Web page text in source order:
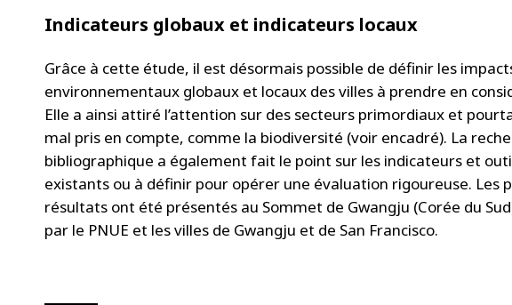
Indicateurs globaux et indicateurs locaux
Grâce à cette étude, il est désormais possible de définir les
environnementaux globaux et locaux des villes à prendre en
Elle a ainsi attiré l’attention sur des secteurs primordiaux et
mal pris en compte, comme la biodiversité (voir encadré). La
bibliographique a également fait le point sur les indicateurs et
existants ou à définir pour opérer une évaluation rigoureuse. Les
résultats ont été présentés au Sommet de Gwangju (Corée du
par le PNUE et les villes de Gwangju et de San Francisco.